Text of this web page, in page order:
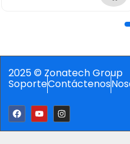
2025 © Zonatech Group
SoporteContáctenos